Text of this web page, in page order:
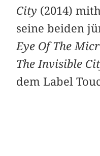
City (2014)
seine beiden
Eye Of The
The Invisible
dem Label